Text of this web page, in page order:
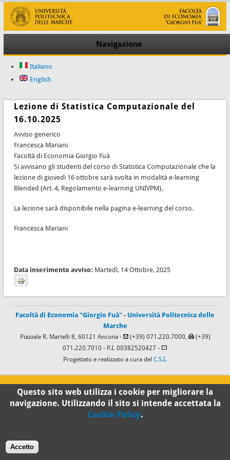
Navigazione
Italiano
English
Lezione di Statistica Computazionale del
16.10.2025
Avviso generico
Francesca Mariani
Facoltà di Economia Giorgio Fuà
Si avvisano gli studenti del corso di Statistica Computazionale che la
lezione di giovedì 16 ottobre sarà svolta in modalità e-learning
Blended (Art. 4, Regolamento e-learning UNIVPM).
La lezione sarà disponibile nella pagina e-learning del corso.
Francesca Mariani
Data inserimento avviso: Martedì, 14 Ottobre, 2025
Facoltà di Economia "Giorgio Fuà" - Università Politecnica delle
Marche
Piazzale R. Martelli 8, 60121 Ancona - (+39) 071.220.7000,
(+39)
071.220.7010 - P.I. 00382520427 -
Progettato e realizzato a cura del C.S.I.
100%
Questo sito web utilizza i cookie per migliorare la
navigazione. Utilizzando il sito si intende accettata la
Cookie Policy.
Accetto